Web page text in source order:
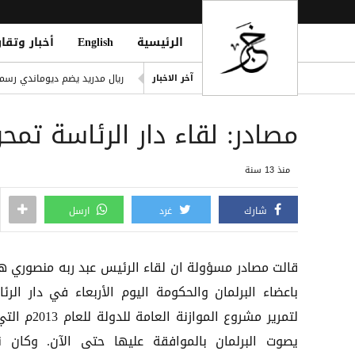
الرئيسية English أخبار
آخر الاخبار
ريال مدريد يضم ديوماندي رسميًا حتى 2033
صنعاء.. تجمع قبلي مسلح في
الضالع.. قرارات جديدة
مصادر: لقاء دار الرئاسة
منذ 13 سنة
شارك غرد ارسل
قالت مصادر مسؤولة ان لقاء الرئيس عبد ربه منصوري
باعضاء البرلمان والحكومة اليوم الأربعاء في دار
لتمرير مشروع الموازنة
يصوت البرلمان بالموافقة عليها حتى الآن. وكان